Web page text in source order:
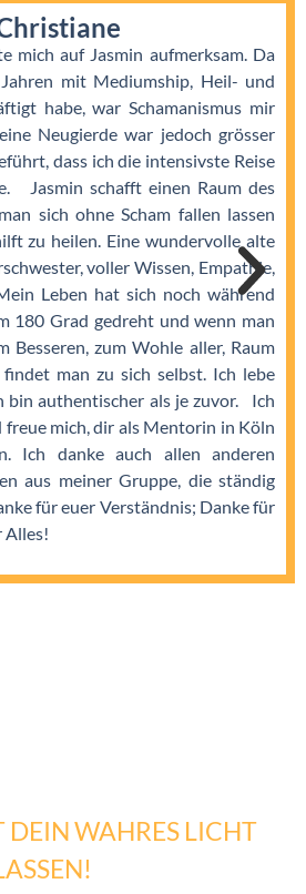
mich auf Jasmin aufmerksam. Da
mit Mediumship, Heil- und
habe, war Schamanismus mir
Neugierde war jedoch grösser
dass ich die intensivste Reise
Jasmin schafft einen Raum des
sich ohne Scham fallen lassen
zu heilen. Eine wundervolle alte
voller Wissen, Empathie,
Leben hat sich noch während
180 Grad gedreht und wenn man
Besseren, zum Wohle aller, Raum
man zu sich selbst. Ich lebe
bin authentischer als je zuvor. Ich
freue mich, dir als Mentorin in Köln
Ich danke auch allen anderen
aus meiner Gruppe, die ständig
für euer Verständnis; Danke für
Alles!
DEIN WAHRES LICHT